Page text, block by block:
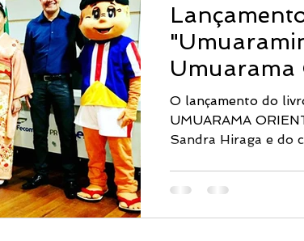
sucesso
O lançamento do
UMUARAMA
Sandra Hiraga e do